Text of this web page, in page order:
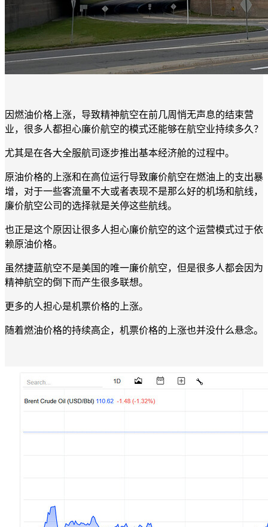
因燃油价格上涨，导致精神航空在前几周悄无声息的结束营
业，很多人都担心廉价航空的模式还能够在航空业持续多久？
尤其是在各大全服航司逐步推出基本经济舱的过程中。
原油价格的上涨和在高位运行导致廉价航空在燃油上的支出暴
增，对于一些客流量不大或者表现不是那么好的机场和航线，
廉价航空公司的选择就是关停这些航线。
也正是这个原因让很多人担心廉价航空的这个运营模式过于依
赖原油价格。
虽然捷蓝航空不是美国的唯一廉价航空，但是很多人都会因为
精神航空的倒下而产生很多联想。
更多的人担心是机票价格的上涨。
随着燃油价格的持续高企，机票价格的上涨也并没什么悬念。